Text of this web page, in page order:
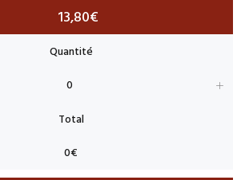
13,80€